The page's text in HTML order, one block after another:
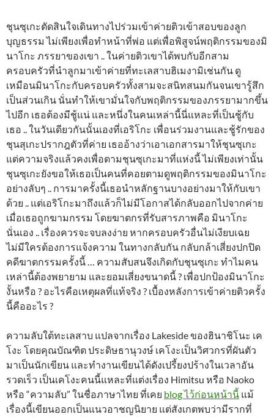
ชุนซุเกะตัดสินใจเดินทางไปร่วมเข้าค่ายติวเข้าสอบของลูก
บุญธรรม ไม่เพียงเพื่อทำหน้าที่พ่อ แต่เพื่อพิสูจน์พฤติกรรมของมิ
นาโกะ ภรรยาของเขา .. ในค่ายติวเขาได้พบกับอีกสาม
ครอบครัวที่นำลูกมาเข้าค่ายที่ทะเลสาบฮิเมงามิเช่นกัน ดู
เหมือนมินาโกะกับครอบครัวทั้งสามจะสนิทสนมกันจนเขารู้สึก
เป็นส่วนเกิน นั่นทำให้เขามั่นใจกับพฤติกรรมของภรรยามากขึ้น
ไปอีก เธอต้องมีชู้แน่ และหนึ่งในคนเหล่านี้นี่แหละที่เป็นชู้กับ
เธอ .. ในวันเดียวกันนั้นเองที่เอริโกะ เพื่อนร่วมงานและชู้รักของ
ชุนสุเกะปรากฎตัวที่ค่าย เธออ้างว่าเอาเอกสารมาให้ชุนซุเกะ
แต่ความจริงแล้วคงเพื่อตามชุนซุเกะมาที่แห่งนี้ ไม่เพียงเท่านั้น
ชุนซุเกะยังขอให้เธอเป็นคนที่คอยตามดูพฤติกรรมของมินาโกะ
อย่างลับๆ .. การมาครั้งนี้เธอนำหลักฐานบางอย่างมาให้กับเขา
ด้วย .. แต่เอริโกะมาถึงแล้วก็ไม่มีโอกาสได้กลับออกไปจากค่าย
เมื่อเธอถูกฆามกรรม โดยฆาตกรที่รับสารภาพคือ มินาโกะ
นั่นเอง .. เรื่องควรจะจบลงง่าย หากครอบครัวอื่นไม่เงียบเฉย
ไม่มีใครต้องการแจ้งความ ในทางกลับกัน กลับกล้าเสี่ยงปกปิด
คดีฆาตกรรมครั้งนี้ … ความสับสนจึงเกิดกับชุนซุเกะ ทำไมคน
เหล่านี้ต้องพยายาม และยอมเสี่ยงขนาดนี้ ? เพื่อปกป้องมินาโกะ
งั้นหรือ ? อะไรคือเหตุผลที่แท้จริง ? เบื้องหลังการเข้าค่ายติวครั้ง
นี้คืออะไร ?
ความลับใต้ทะเลสาบ แปลจากเรื่อง Lakeside ของฮินาชิโนะ เค
โงะ โดยคุณบัณฑิต ประดิษธานุวงษ์ เคโงะเป็นวิศวกรที่ผันตัว
มาเป็นนักเขียน และทำงานเขียนได้ดังเปรี้ยงปร้างในเวลาอัน
รวดเร็ว เป็นเคโงะคนนี้แหละที่แต่งเรื่อง Himitsu หรือ Naoko
หรือ “ความลับ” ในชื่อภาษาไทย ที่เคย blog ไว้ก่อนหน้านี้ แม้
เรื่องนี้เขียนออกเป็นแนวอาชญนิยาย แต่สังเกตพบว่ามีรากที่